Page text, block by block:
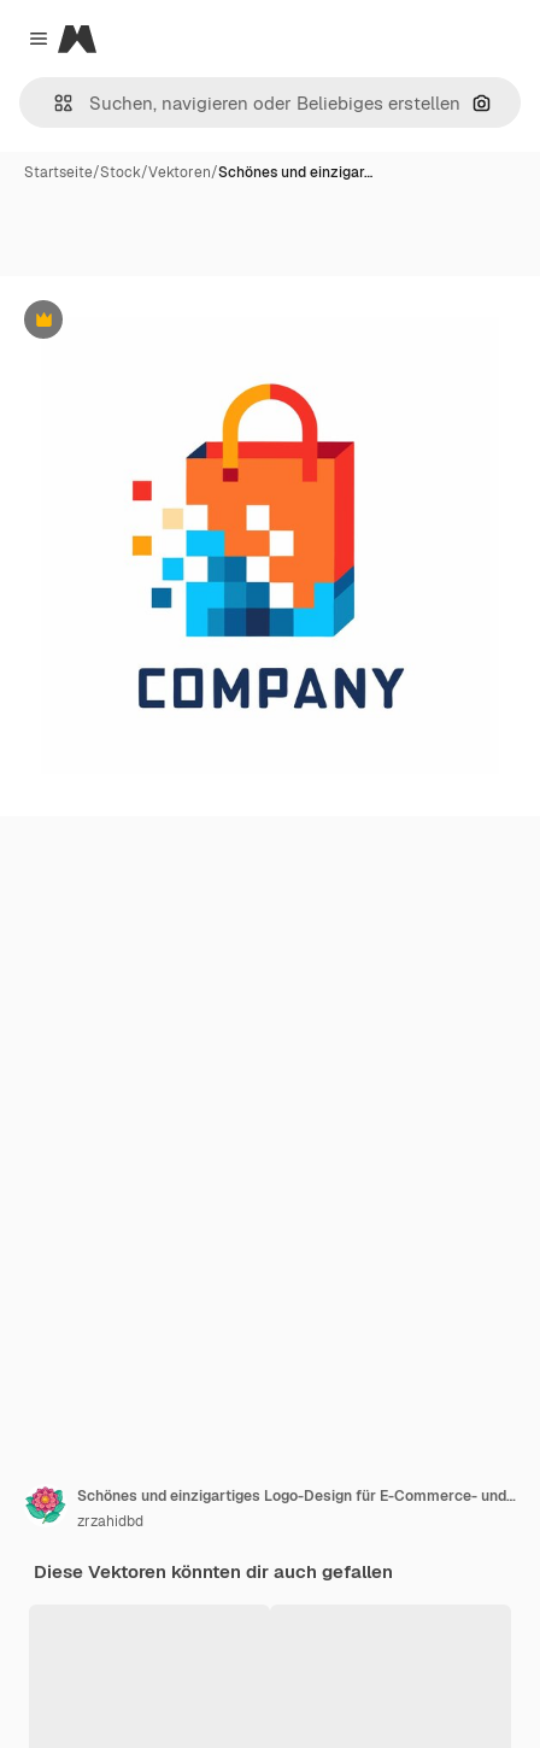
Close menu
Magnific
Nach
Startseite/Stock/Vektoren/Schönes und einzigar…
Premium
Schönes und einzigartiges Logo-Design für E-Commerce- und Einzelhandelsunternehmen
zrzahidbd
Diese Vektoren könnten dir auch gefallen